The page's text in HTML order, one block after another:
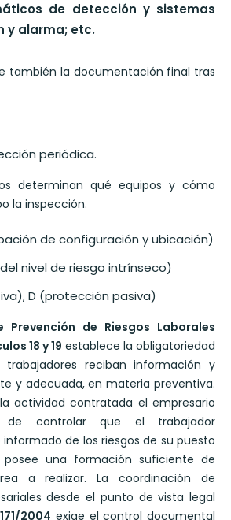
de detección y sistemas
y alarma; etc.
también la documentación final tras
periódica.
determinan qué equipos y cómo
la inspección.
de configuración y ubicación)
nivel de riesgo intrínseco)
D (protección pasiva)
Prevención de Riesgos Laborales
18 y 19 establece la obligatoriedad
reciban información y
y adecuada, en materia preventiva.
actividad contratada el empresario
de controlar que el trabajador
de los riesgos de su puesto
una formación suficiente de
a realizar. La coordinación de
desde el punto de vista legal
2004 exige el control documental